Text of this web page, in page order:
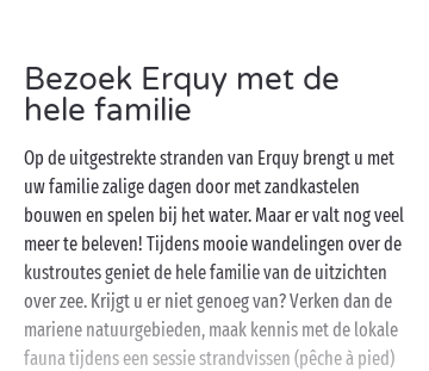
Bezoek Erquy met de
hele familie
Op de uitgestrekte stranden van Erquy brengt u met
uw familie zalige dagen door met zandkastelen
bouwen en spelen bij het water. Maar er valt nog veel
meer te beleven! Tijdens mooie wandelingen over de
kustroutes geniet de hele familie van de uitzichten
over zee. Krijgt u er niet genoeg van? Verken dan de
mariene natuurgebieden, maak kennis met de lokale
fauna tijdens een sessie strandvissen (pêche à pied)